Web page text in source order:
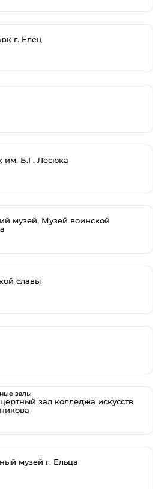
г. Елец
им. Б.Г. Лесюка
музей, Музей воинской
славы
залы
зал колледжа искусств
музей г. Ельца